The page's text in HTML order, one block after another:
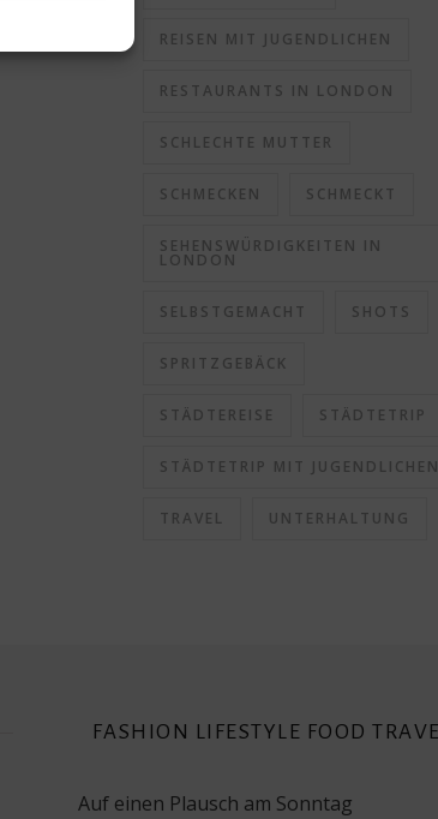
REISEN MIT JUGENDLICHEN
RESTAURANTS IN LONDON
SCHLECHTE MUTTER
SCHMECKEN SCHMECKT
SEHENSWÜRDIGKEITEN IN
LONDON
SELBSTGEMACHT SHOTS
SPRITZGEBÄCK
STÄDTEREISE STÄDTETRIP
STÄDTETRIP MIT JUGENDLICHEN
TRAVEL UNTERHALTUNG
FASHION LIFESTYLE FOOD
Auf einen Plausch am Sonntag